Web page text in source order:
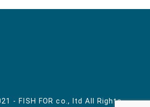
- FISH FOR co., ltd All Rights